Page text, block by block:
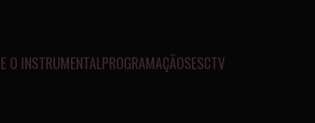
O INSTRUMENTALPROGRAMAÇÃOSESCTV